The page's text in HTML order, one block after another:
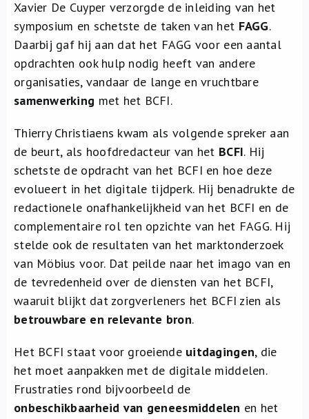
Xavier De Cuyper verzorgde de inleiding van het
symposium en schetste de taken van het FAGG.
Daarbij gaf hij aan dat het FAGG voor een aantal
opdrachten ook hulp nodig heeft van andere
organisaties, vandaar de lange en vruchtbare
samenwerking met het BCFI.
Thierry Christiaens kwam als volgende spreker aan
de beurt, als hoofdredacteur van het BCFI. Hij
schetste de opdracht van het BCFI en hoe deze
evolueert in het digitale tijdperk. Hij benadrukte de
redactionele onafhankelijkheid van het BCFI en de
complementaire rol ten opzichte van het FAGG. Hij
stelde ook de resultaten van het marktonderzoek
van Möbius voor. Dat peilde naar het imago van en
de tevredenheid over de diensten van het BCFI,
waaruit blijkt dat zorgverleners het BCFI zien als
betrouwbare en relevante bron.
Het BCFI staat voor groeiende uitdagingen, die
het moet aanpakken met de digitale middelen.
Frustraties rond bijvoorbeeld de
onbeschikbaarheid van geneesmiddelen en het